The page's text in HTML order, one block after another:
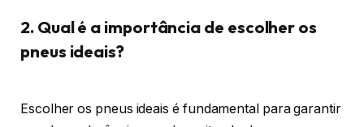
2. Qual é a importância de escolher os
pneus ideais?
Escolher os pneus ideais é fundamental para garantir